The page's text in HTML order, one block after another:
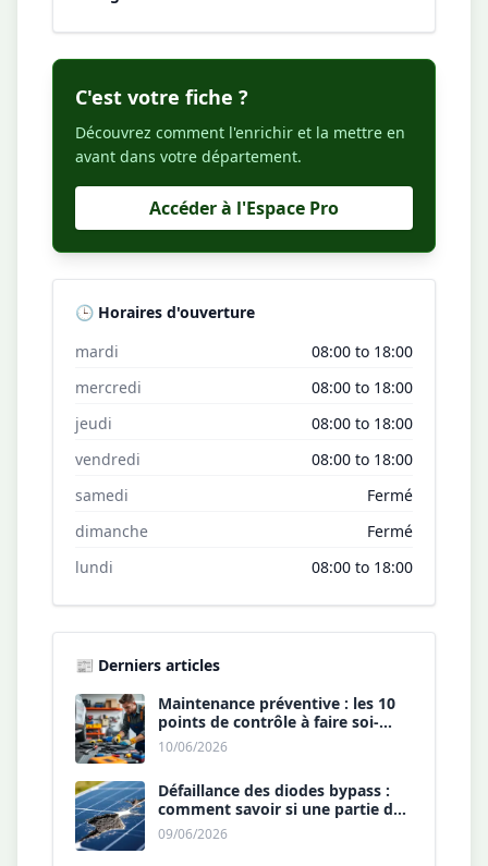
C'est votre fiche ?
Découvrez comment l'enrichir et la mettre en
avant dans votre département.
Accéder à l'Espace Pro
🕒 Horaires d'ouverture
mardi
08:00 to 18:00
mercredi
08:00 to 18:00
jeudi
08:00 to 18:00
vendredi
08:00 to 18:00
samedi
Fermé
dimanche
Fermé
lundi
08:00 to 18:00
📰 Derniers articles
Maintenance préventive : les 10
points de contrôle à faire soi-
même chaque année.
10/06/2026
Défaillance des diodes bypass :
comment savoir si une partie de
votre panneau est morte ?
09/06/2026